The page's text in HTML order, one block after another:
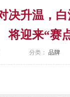
决升温，
将迎来“赛
分类：品牌